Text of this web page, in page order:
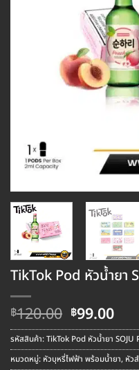
TikTok Pod หัวน้ำยา
฿120.00 Original
price
was:
฿120.00.
฿99.00
is:
฿
รหัสสินค้า:TikTok Pod หัวน้ำยา SOJU
หมวดหมู่: หัวบุหรี่ไฟฟ้า พร้อมน้ำยา, หัว